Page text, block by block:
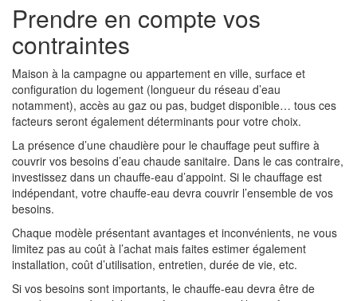
Prendre en compte vos
contraintes
Maison à la campagne ou appartement en ville, surface et
configuration du logement (longueur du réseau d’eau
notamment), accès au gaz ou pas, budget disponible… tous ces
facteurs seront également déterminants pour votre choix.
La présence d’une chaudière pour le chauffage peut suffire à
couvrir vos besoins d’eau chaude sanitaire. Dans le cas contraire,
investissez dans un chauffe-eau d’appoint. Si le chauffage est
indépendant, votre chauffe-eau devra couvrir l’ensemble de vos
besoins.
Chaque modèle présentant avantages et inconvénients, ne vous
limitez pas au coût à l’achat mais faites estimer également
installation, coût d’utilisation, entretien, durée de vie, etc.
Si vos besoins sont importants, le chauffe-eau devra être de